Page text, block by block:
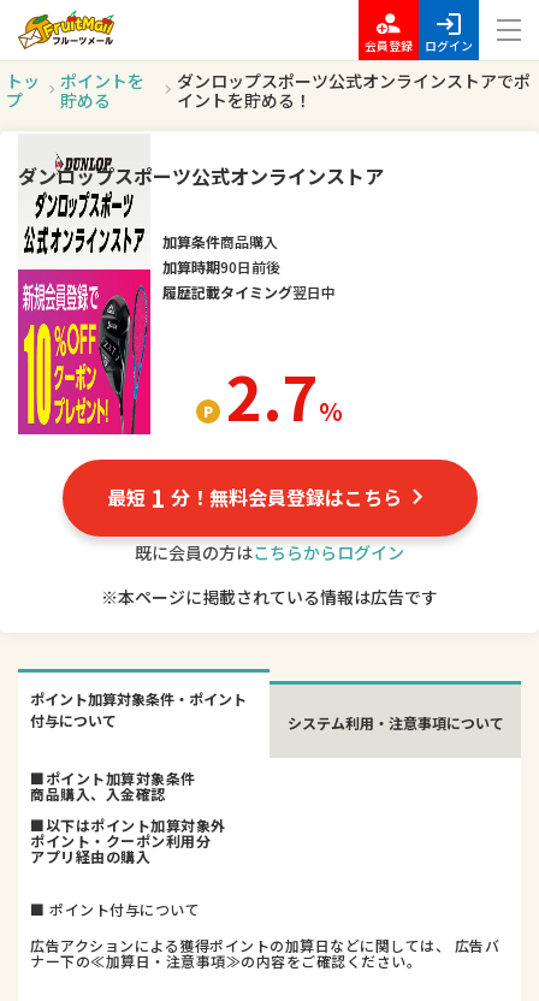
会員登録 ログイン
トッ
プ
ポイントを
貯める
ダンロップスポーツ公式オンラインストアでポ
イントを貯める！
ダンロップスポーツ公式オンラインストア
2.7％
加算条件商品購入
加算時期90日前後
履歴記載タイミング翌日中
最短 1 分！無料会員登録はこちら
既に会員の方はこちらからログイン
※本ページに掲載されている情報は広告です
ポイント加算対象条件・ポイント
付与について
システム利用・注意事項について
■ポイント加算対象条件
商品購入、入金確認
■以下はポイント加算対象外
ポイント・クーポン利用分
アプリ経由の購入
■ ポイント付与について
広告アクションによる獲得ポイントの加算日などに関しては、 広告バ
ナー下の≪加算日・注意事項≫の内容をご確認ください。